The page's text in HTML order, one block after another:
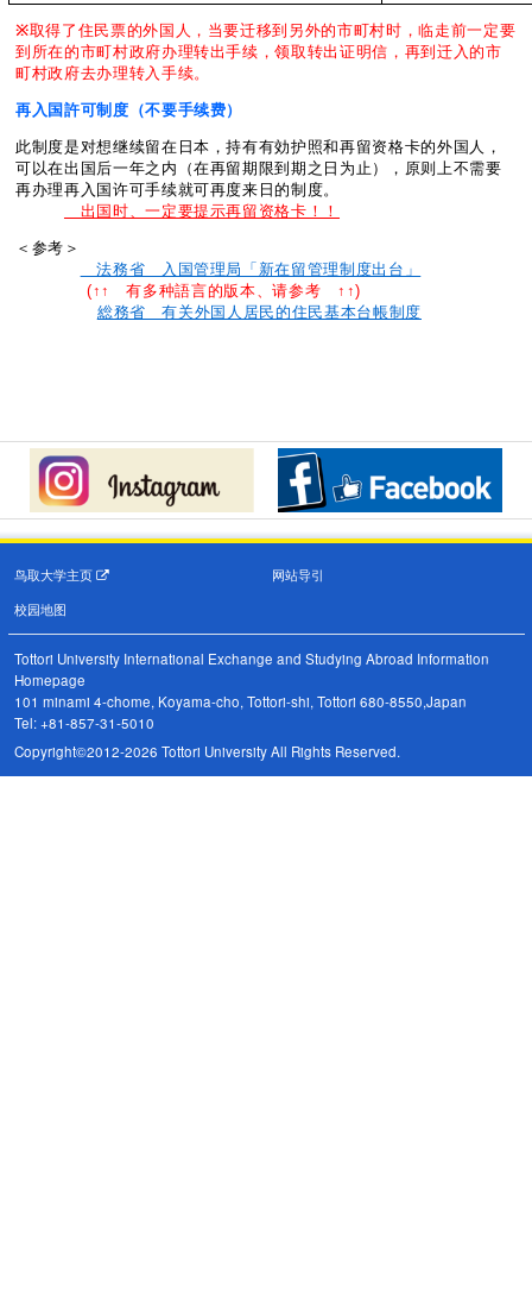
※取得了住民票的外国人，当要迁移到另外的市町村时，临走前一定要
到所在的市町村政府办理转出手续，领取转出证明信，再到迁入的市
町村政府去办理转入手续。
再入国許可制度（不要手续费）
此制度是对想继续留在日本，持有有効护照和再留资格卡的外国人，
可以在出国后一年之内（在再留期限到期之日为止），原则上不需要
再办理再入国许可手续就可再度来日的制度。
出国时、一定要提示再留资格卡！！
＜参考＞
法務省 入国管理局「新在留管理制度出台」
(↑↑ 有多种語言的版本、请参考 ↑↑)
総務省 有关外国人居民的住民基本台帳制度
鸟取大学主页
网站导引
校园地图
Tottori University International Exchange and Studying Abroad Information
Homepage
101 minami 4-chome, Koyama-cho, Tottori-shi, Tottori 680-8550,Japan
Tel: +81-857-31-5010
Copyright©2012-2026 Tottori University All Rights Reserved.